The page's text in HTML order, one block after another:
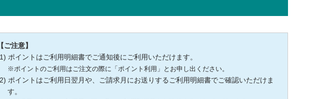
【ご注意】
ポイントはご利用明細書でご通知後にご利用いただけます。
※ポイントのご利用はご注文の際に「ポイント利用」とお申し出ください。
ポイントはご利用日翌月や、ご請求月にお送りするご利用明細書でご確認いただけま
す。